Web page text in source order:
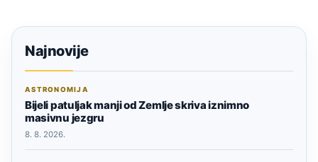
Najnovije
ASTRONOMIJA
Bijeli patuljak manji od Zemlje skriva iznimno
masivnu jezgru
8. 8. 2026.